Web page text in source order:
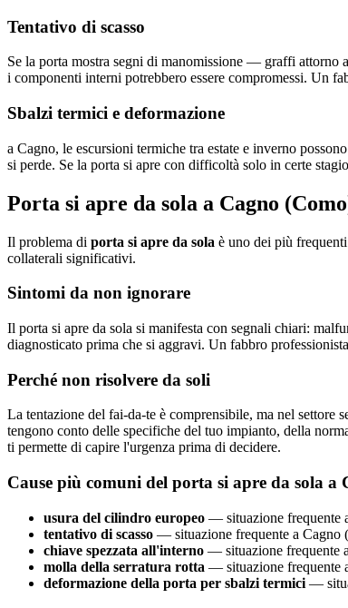
Tentativo di scasso
Se la porta mostra segni di manomissione — graffi
i componenti interni potrebbero essere compromessi. Un
Sbalzi termici e deformazione
a Cagno, le escursioni termiche tra estate e inverno
si perde. Se la porta si apre con difficoltà solo in certe
Porta si apre da sola a Cagno
Il problema di porta si apre da sola è uno dei più
collaterali significativi.
Sintomi da non ignorare
Il porta si apre da sola si manifesta con segnali chiari:
diagnosticato prima che si aggravi. Un fabbro
Perché non risolvere da soli
La tentazione del fai-da-te è comprensibile, ma nel
tengono conto delle specifiche del tuo impianto, della
ti permette di capire l'urgenza prima di decidere.
Cause più comuni del porta si apre da sola a
usura del cilindro europeo — situazione frequente
tentativo di scasso — situazione frequente a Cagno
chiave spezzata all'interno — situazione frequente
molla della serratura rotta — situazione frequente
deformazione della porta per sbalzi termici —